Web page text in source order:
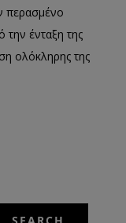
περασμένο
την ένταξη της
ολόκληρης της